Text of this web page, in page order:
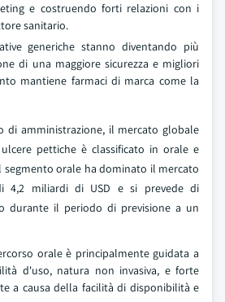
e costruendo forti relazioni con i
sanitario.
generiche stanno diventando più
di una maggiore sicurezza e migliori
mantiene farmaci di marca come la
di amministrazione, il mercato globale
pettiche è classificato in orale e
segmento orale ha dominato il mercato
miliardi di USD e si prevede di
durante il periodo di previsione a un
orale è principalmente guidata a
d'uso, natura non invasiva, e forte
a causa della facilità di disponibilità e